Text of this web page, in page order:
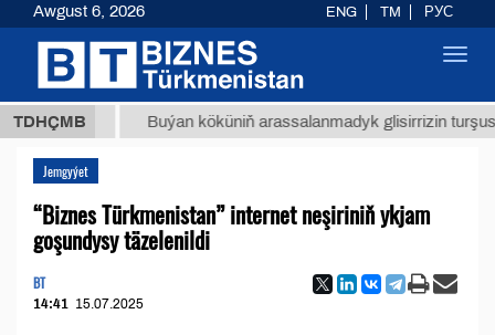
TDHÇMB
ТМТ Buýan köküniň arassalanmadyk glisirrizin turşusy (t.)
Jemgyýet
“Biznes Türkmenistan” internet neşiriniň ykjam
goşundysy täzelenildi
BT
14:41 15.07.2025
Awgust 6, 2026 ENG TM РУС